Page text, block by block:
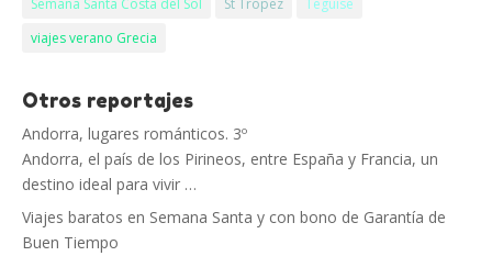
Semana Santa Costa del Sol
St Tropez
Teguise
viajes verano Grecia
Otros reportajes
Andorra, lugares románticos. 3º
Andorra, el país de los Pirineos, entre España y Francia, un
destino ideal para vivir …
Viajes baratos en Semana Santa y con bono de Garantía de
Buen Tiempo